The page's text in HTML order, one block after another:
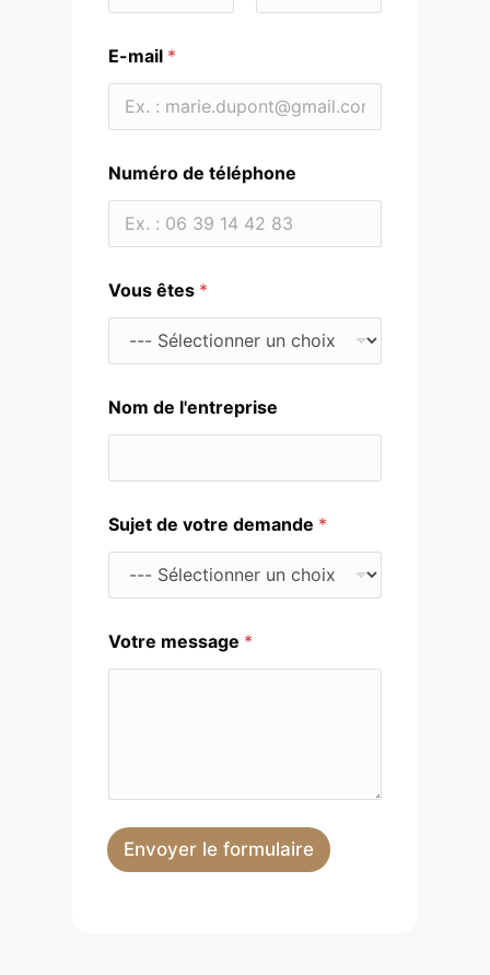
E-mail *
Numéro de téléphone
o
t
e
d
e
a
d
Vous êtes *
Nom de l'entreprise
Sujet de votre demande *
Votre message *
Envoyer le formulaire